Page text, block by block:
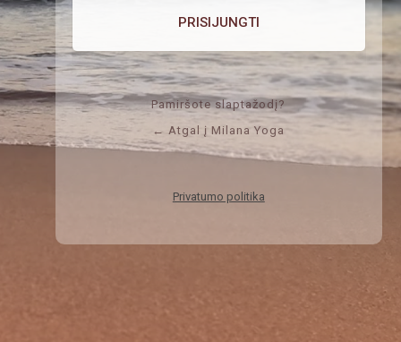
Pamiršote slaptažodį?
← Atgal į Milana Yoga
Privatumo politika